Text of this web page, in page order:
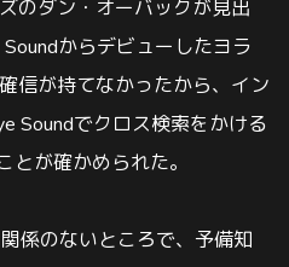
のダン・オーバックが見出
からデビューしたヨラ
信が持てなかったから、イン
Soundでクロス検索をかける
とが確かめられた。
係のないところで、予備知